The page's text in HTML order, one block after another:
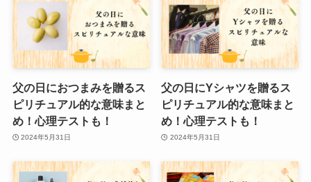
父の日におつまみを贈るス
ピリチュアル的な意味まと
め！心理テストも！
2024年5月31日
父の日にYシャツを贈るス
ピリチュアル的な意味まと
め！心理テストも！
2024年5月31日